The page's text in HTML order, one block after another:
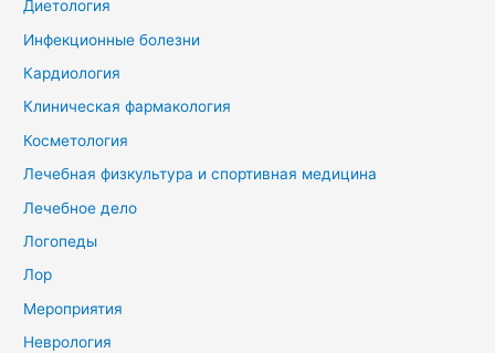
Диетология
Инфекционные болезни
Кардиология
Клиническая фармакология
Косметология
Лечебная физкультура и спортивная медицина
Лечебное дело
Логопеды
Лор
Мероприятия
Неврология